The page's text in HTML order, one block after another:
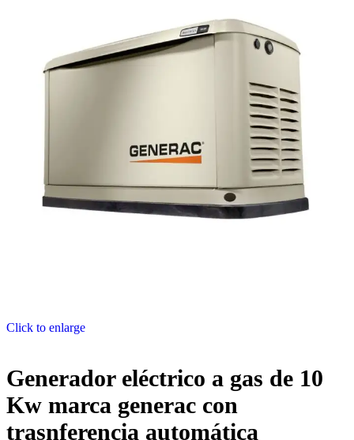
Click to enlarge
Generador eléctrico a gas de 10
Kw marca generac con
trasnferencia automática